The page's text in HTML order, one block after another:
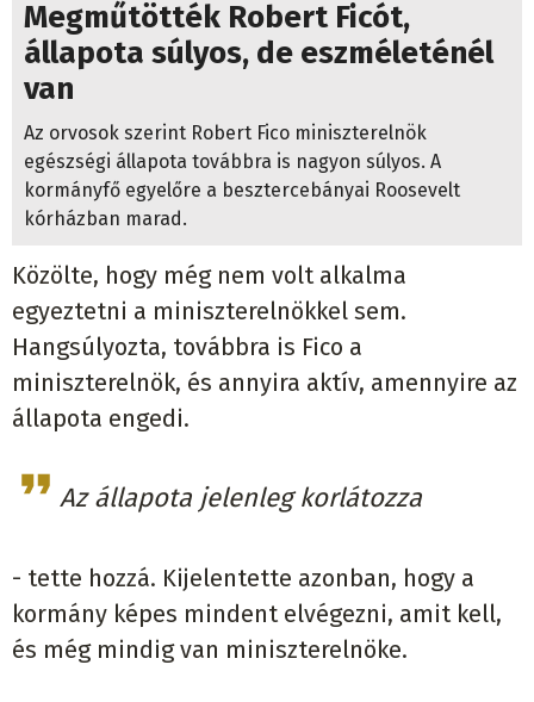
Megműtötték Robert Ficót,
állapota súlyos, de eszméleténél
van
Az orvosok szerint Robert Fico miniszterelnök
egészségi állapota továbbra is nagyon súlyos. A
kormányfő egyelőre a besztercebányai Roosevelt
kórházban marad.
Közölte, hogy még nem volt alkalma
egyeztetni a miniszterelnökkel sem.
Hangsúlyozta, továbbra is Fico a
miniszterelnök, és annyira aktív, amennyire az
állapota engedi.
Az állapota jelenleg korlátozza
- tette hozzá. Kijelentette azonban, hogy a
kormány képes mindent elvégezni, amit kell,
és még mindig van miniszterelnöke.